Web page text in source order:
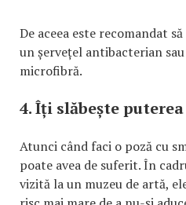
De aceea este recomandat
un șervețel antibacterian
microfibră.
4. Îți slăbește
Atunci când faci o poză cu
poate avea de suferit. În
vizită la un muzeu de artă,